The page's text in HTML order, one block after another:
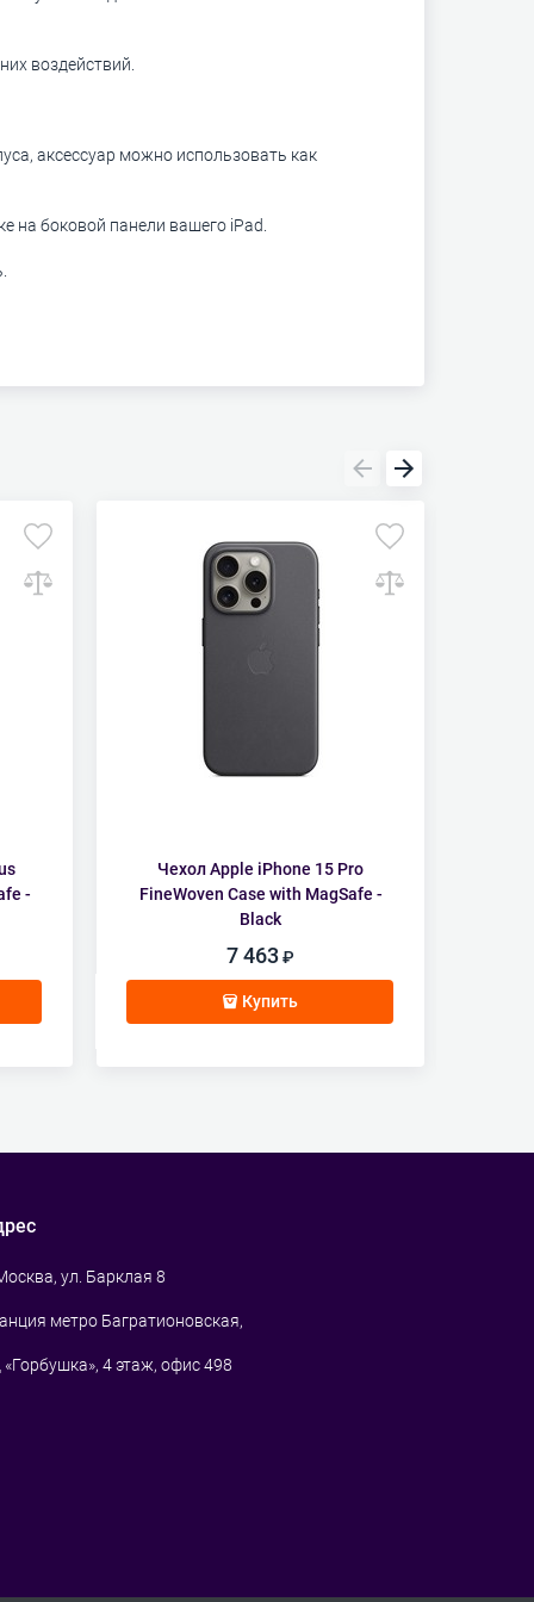
воздействий.
аксессуар можно использовать как
на боковой панели вашего iPad.
-
Чехол Apple iPhone 15 Pro
FineWoven Case with MagSafe -
Black
7 463
Купить
ул. Барклая 8
метро Багратионовская,
4 этаж, офис 498